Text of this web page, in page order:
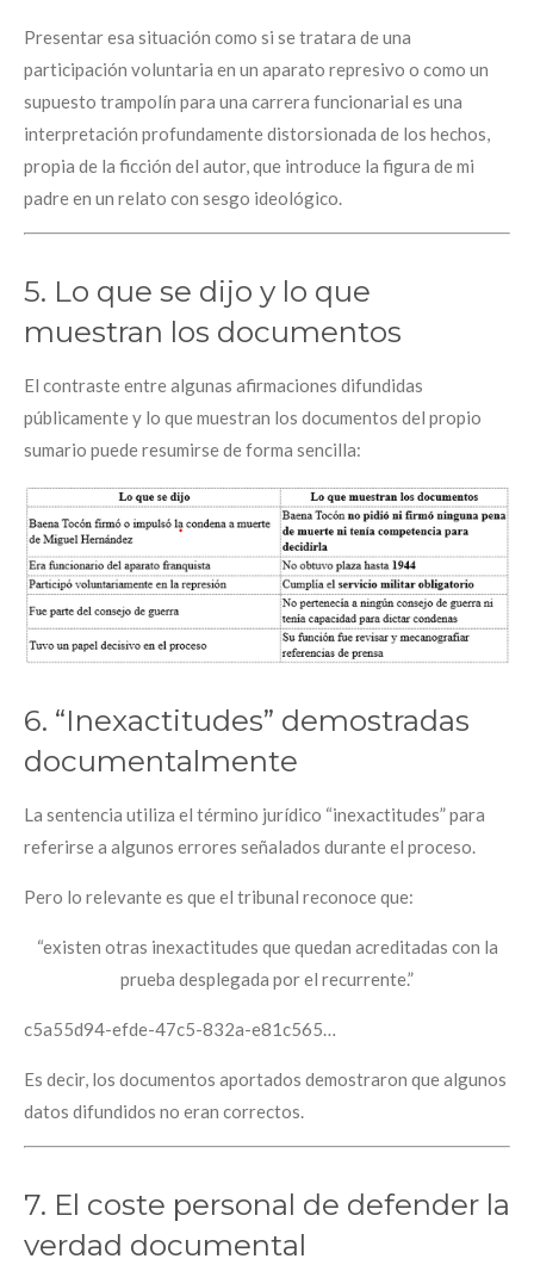
Presentar esa situación como si se tratara de una
participación voluntaria en un aparato represivo o como un
supuesto trampolín para una carrera funcionarial es una
interpretación profundamente distorsionada de los hechos,
propia de la ficción del autor, que introduce la figura de mi
padre en un relato con sesgo ideológico.
5. Lo que se dijo y lo que
muestran los documentos
El contraste entre algunas afirmaciones difundidas
públicamente y lo que muestran los documentos del propio
sumario puede resumirse de forma sencilla:
6. “Inexactitudes” demostradas
documentalmente
La sentencia utiliza el término jurídico “inexactitudes” para
referirse a algunos errores señalados durante el proceso.
Pero lo relevante es que el tribunal reconoce que:
“existen otras inexactitudes que quedan acreditadas con la
prueba desplegada por el recurrente.”
c5a55d94-efde-47c5-832a-e81c565…
Es decir, los documentos aportados demostraron que algunos
datos difundidos no eran correctos.
7. El coste personal de defender la
verdad documental